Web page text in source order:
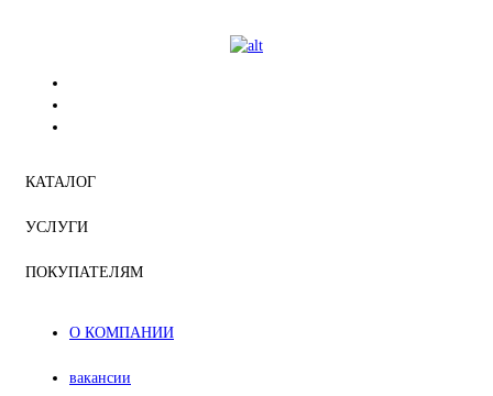
КАТАЛОГ
УСЛУГИ
ПОКУПАТЕЛЯМ
О КОМПАНИИ
вакансии